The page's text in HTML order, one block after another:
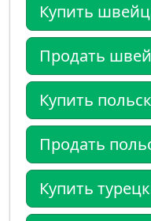
Купить
Продать
Купить
Продать
Купить